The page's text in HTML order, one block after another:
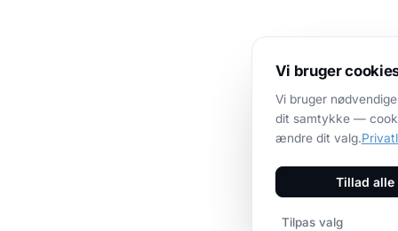
Vi bruger
Vi bruger
dit samtykke —
ændre dit valg.
Tillad alle
Tilpas valg